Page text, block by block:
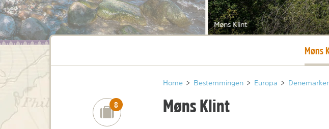
Møns Klint
Møns
Home > Bestemmingen > Europa >
Møns Klint
number_of_trips:
8